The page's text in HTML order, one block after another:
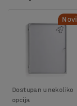
Novi
Dostupan u nekoliko
opcija